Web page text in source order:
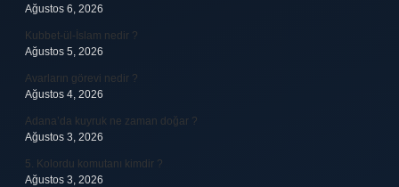
Ağustos 6, 2026
Kubbet-ül-İslam nedir ?
Ağustos 5, 2026
Avarların görevi nedir ?
Ağustos 4, 2026
Adana’da kuyruk ne zaman doğar ?
Ağustos 3, 2026
5. Kolordu komutanı kimdir ?
Ağustos 3, 2026